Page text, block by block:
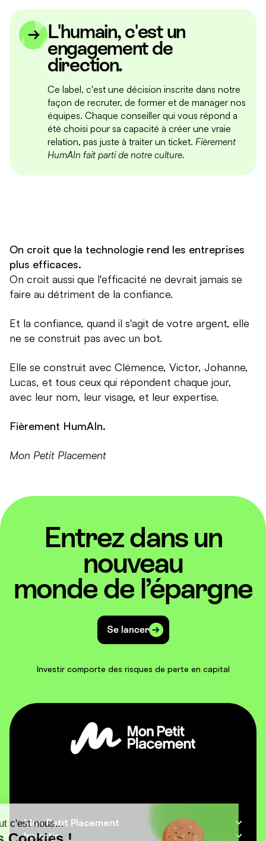
Salut c'est nous...
L'humain, c'est un
engagement de
direction.
Ce label, c'est une décision inscrite dans notre
façon de recruter, de former et de manager nos
équipes. Chaque conseiller qui vous répond a
été choisi pour sa capacité à créer une vraie
relation, pas juste à traiter un ticket. Fièrement
HumAIn fait parti de notre culture.
On croit que la technologie rend les entreprises
plus efficaces.
On croit aussi que l'efficacité ne devrait jamais se
faire au détriment de la confiance.
Et la confiance, quand il s'agit de votre argent, elle
ne se construit pas avec un bot.
Elle se construit avec Clémence, Victor, Johanne,
Lucas, et tous ceux qui répondent chaque jour,
avec leur nom, leur visage, et leur expertise.
Fièrement HumAIn.
Mon Petit Placement
Entrez dans un
nouveau
monde de l’épargne
Se lancer
Investir comporte des risques de perte en capital
Mon Petit Placement
Pourquoi Mon Petit Placement ?
Investir